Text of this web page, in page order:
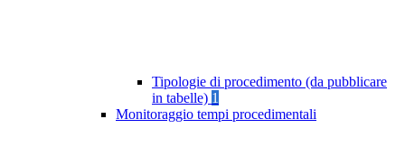
Tipologie di procedimento (da pubblicare
in tabelle) 1
Monitoraggio tempi procedimentali